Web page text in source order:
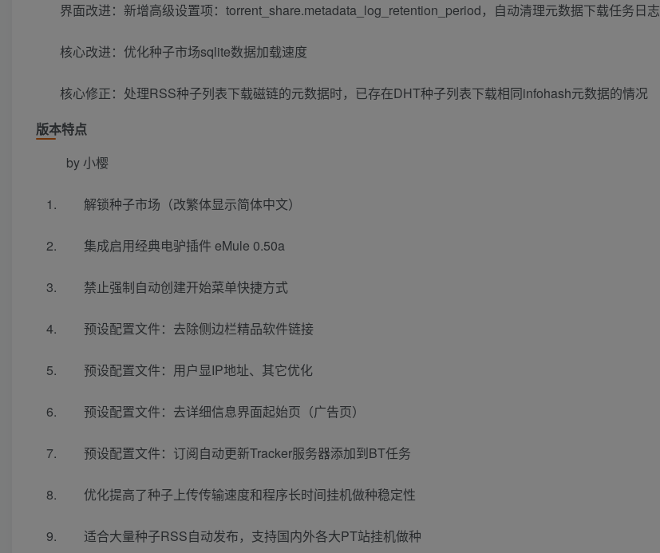
界面改进：新增高级设置项：torrent_share.metadata_log_retention_period，自动清理元数据下载任务日志
核心改进：优化种子市场sqlite数据加载速度
核心修正：处理RSS种子列表下载磁链的元数据时，已存在DHT种子列表下载相同infohash元数据的情况
版本特点
by 小樱
解锁种子市场（改繁体显示简体中文）
集成启用经典电驴插件 eMule 0.50a
禁止强制自动创建开始菜单快捷方式
预设配置文件：去除侧边栏精品软件链接
预设配置文件：用户显IP地址、其它优化
预设配置文件：去详细信息界面起始页（广告页）
预设配置文件：订阅自动更新Tracker服务器添加到BT任务
优化提高了种子上传传输速度和程序长时间挂机做种稳定性
适合大量种子RSS自动发布，支持国内外各大PT站挂机做种